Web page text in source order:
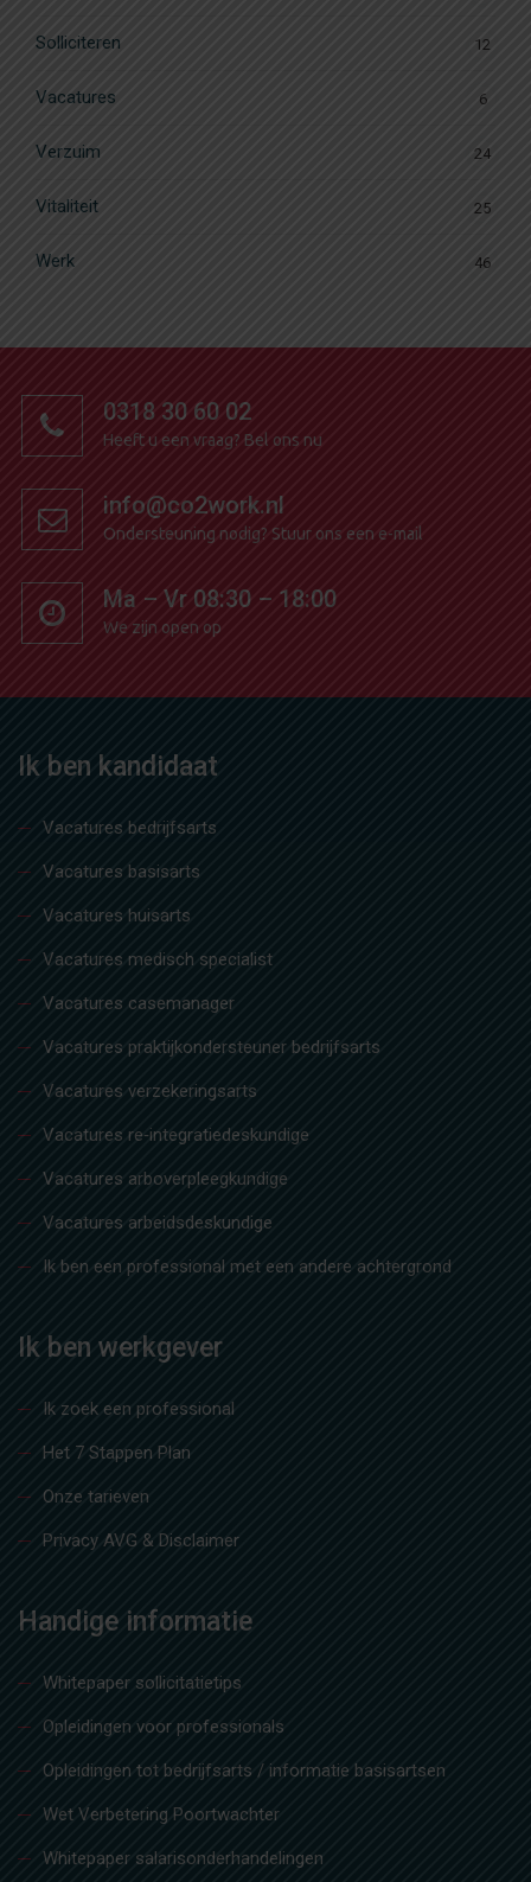
Solliciteren 12
Vacatures 6
Verzuim 24
Vitaliteit 25
Werk 46
0318 30 60 02
Heeft u een vraag? Bel ons nu
info@co2work.nl
Ondersteuning nodig? Stuur ons een e-mail
Ma – Vr 08:30 – 18:00
We zijn open op
Ik ben kandidaat
Vacatures bedrijfsarts
Vacatures basisarts
Vacatures huisarts
Vacatures medisch specialist
Vacatures casemanager
Vacatures praktijkondersteuner bedrijfsarts
Vacatures verzekeringsarts
Vacatures re‑integratiedeskundige
Vacatures arboverpleegkundige
Vacatures arbeidsdeskundige
Ik ben een professional met een andere achtergrond
Ik ben werkgever
Ik zoek een professional
Het 7 Stappen Plan
Onze tarieven
Privacy AVG & Disclaimer
Handige informatie
Whitepaper sollicitatietips
Opleidingen voor professionals
Opleidingen tot bedrijfsarts / informatie basisartsen
Wet Verbetering Poortwachter
Whitepaper salarisonderhandelingen